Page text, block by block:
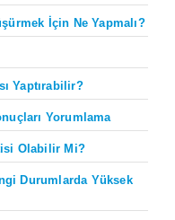
İçin Ne Yapmalı?
Yaptırabilir?
Yorumlama
Olabilir Mi?
Durumlarda Yüksek